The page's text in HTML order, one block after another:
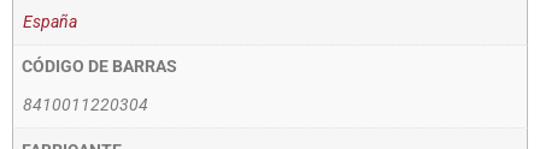
España
CÓDIGO DE BARRAS
8410011220304